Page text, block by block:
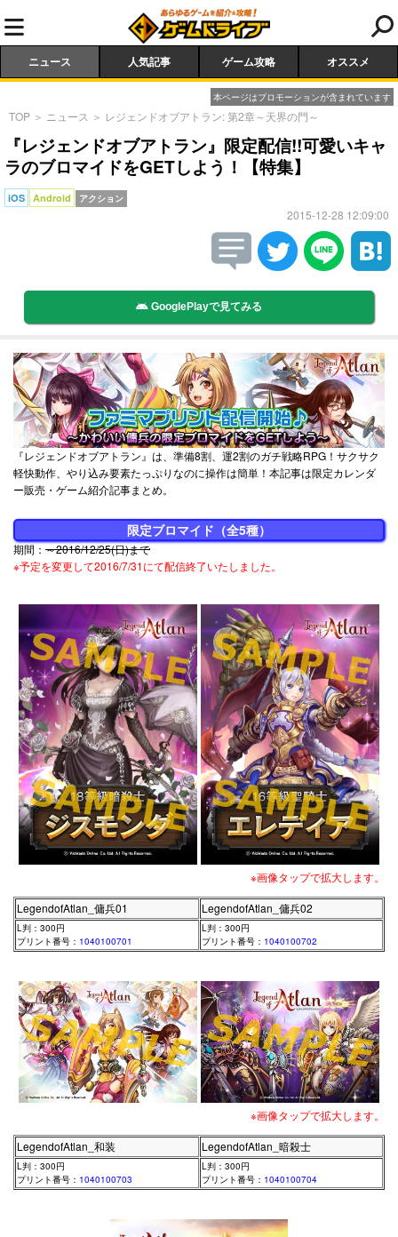
ニュース 人気記事 ゲーム攻略 オススメ
本ページはプロモーションが含まれています
TOP ＞ ニュース ＞ レジェンドオブアトラン: 第2章～天界の門～
『レジェンドオブアトラン』限定配信!!可愛いキャ
ラのブロマイドをGETしよう！【特集】
iOS Android アクション
2015-12-28 12:09:00
GooglePlayで見てみる
『レジェンドオブアトラン』は、準備8割、運2割のガチ戦略RPG！サクサク
軽快動作、やり込み要素たっぷりなのに操作は簡単！本記事は限定カレンダ
ー販売・ゲーム紹介記事まとめ。
限定ブロマイド（全5種）
期間：～2016/12/25(日)まで
※予定を変更して2016/7/31にて配信終了いたしました。
※画像タップで拡大します。
LegendofAtlan_傭兵01 LegendofAtlan_傭兵02
L判：300円
プリント番号： 1040100701
L判：300円
プリント番号： 1040100702
※画像タップで拡大します。
LegendofAtlan_和装 LegendofAtlan_暗殺士
L判：300円
プリント番号： 1040100703
L判：300円
プリント番号： 1040100704